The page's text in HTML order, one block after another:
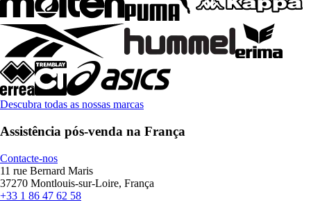
Descubra todas as nossas marcas
Assistência pós-venda na França
Contacte-nos
11 rue Bernard Maris
37270 Montlouis-sur-Loire, França
+33 1 86 47 62 58